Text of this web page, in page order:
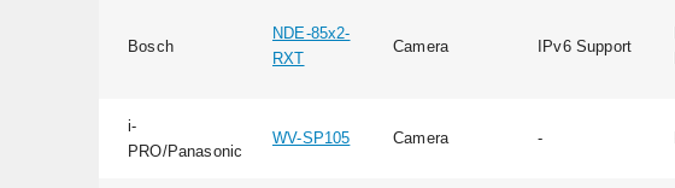
Bosch
NDE-85x2-
RXT
Camera IPv6 Support
i-
PRO/Panasonic
WV-SP105 Camera -